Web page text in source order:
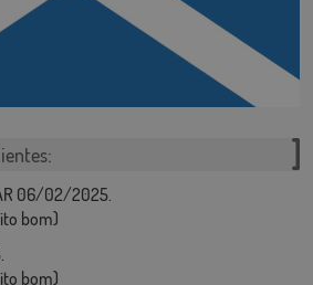
06/02/2025.
bom)
bom)